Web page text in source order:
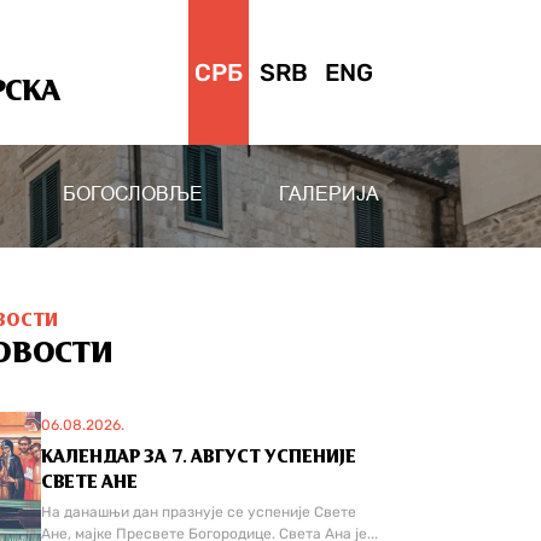
СРБ SRB ENG
БОГОСЛОВЉЕ ГАЛЕРИЈА
06.08.2026.
КАЛЕНДАР ЗА 7. АВГУСТ УСПЕНИЈЕ
СВЕТЕ АНЕ
На данашњи дан празнује се успеније Свете
Ане, мајке Пресвете Богородице. Света Ана је...